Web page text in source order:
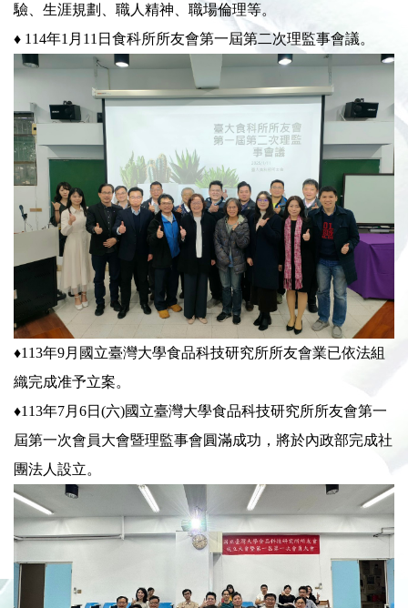
驗、生涯規劃、職人精神、職場倫理等。
♦ 114年1月11日食科所所友會第一屆第二次理監事會議。
♦113年9月國立臺灣大學食品科技研究所所友會業已依法組
織完成准予立案。​​
♦113年7月6日(六)國立臺灣大學食品科技研究所所友會第一
屆第一次會員大會暨理監事會圓滿成功，將於內政部完成社
團法人設立。